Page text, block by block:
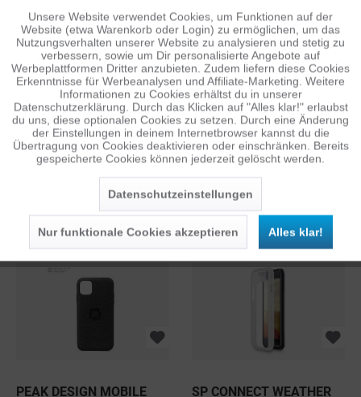
9,98 € 14,98 €
SP CONNECT ARM BAND
14,98 €
PEAK DESIGN MOBILE
EVERYDAY CASE FÜR
IPHONE SAGE
ab 12,48 €
PEAK DESIGN MOBILE
SP CONNECT WEATHER
Funktionale Aktiv
Tracking Inaktiv
Personalisierung Inaktiv
Service Inaktiv
Unsere Website verwendet Cookies, um Funktionen auf der
Website (etwa Warenkorb oder Login) zu ermöglichen, um das
Nutzungsverhalten unserer Website zu analysieren und stetig zu
verbessern, sowie um Dir personalisierte Angebote auf
Werbeplattformen Dritter anzubieten. Zudem liefern diese Cookies
Erkenntnisse für Werbeanalysen und Affiliate-Marketing. Weitere
Informationen zu Cookies erhältst du in unserer
Datenschutzerklärung. Durch das Klicken auf "Alles klar!" erlaubst
du uns, diese optionalen Cookies zu setzen. Durch eine Änderung
der Einstellungen in deinem Internetbrowser kannst du die
Übertragung von Cookies deaktivieren oder einschränken. Bereits
gespeicherte Cookies können jederzeit gelöscht werden.
Datenschutzeinstellungen
Nur funktionale Cookies akzeptieren Alles klar!